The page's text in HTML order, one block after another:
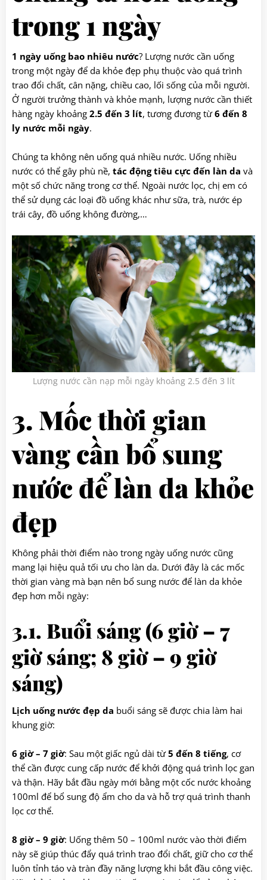
trong 1 ngày
1 ngày uống bao nhiêu nước? Lượng nước cần uống
trong một ngày để da khỏe đẹp phụ thuộc vào quá trình
trao đổi chất, cân nặng, chiều cao, lối sống của mỗi người.
Ở người trưởng thành và khỏe mạnh, lượng nước cần thiết
hàng ngày khoảng 2.5 đến 3 lít, tương đương từ6 đến 8
ly nước mỗi ngày.
Chúng ta không nên uống quá nhiều nước. Uống nhiều
nước có thể gây phù nề, tác động tiêu cực đến làn da và
một số chức năng trong cơ thể. Ngoài nước lọc, chị em có
thể sử dụng các loại đồ uống khác như sữa, trà, nước ép
trái cây, đồ uống không đường,…
Lượng nước cần nạp mỗi ngày khoảng 2.5 đến 3 lít
3. Mốc thời gian
vàng cần bổ sung
nước để làn da khỏe
đẹp
Không phải thời điểm nào trong ngày uống nước cũng
mang lại hiệu quả tối ưu cho làn da. Dưới đây là các mốc
thời gian vàng mà bạn nên bổ sung nước để làn da khỏe
đẹp hơn mỗi ngày:
3.1. Buổi sáng (6 giờ – 7
giờ sáng; 8 giờ – 9 giờ
sáng)
Lịch uống nước đẹp da buổi sáng sẽ được chia làm hai
khung giờ:
6 giờ – 7 giờ: Sau một giấc ngủ dài từ5 đến 8 tiếng, cơ
thể cần được cung cấp nước để khởi động quá trình lọc gan
và thận. Hãy bắt đầu ngày mới bằng một cốc nước khoảng
100ml để bổ sung độ ẩm cho da và hỗ trợ quá trình thanh
lọc cơ thể.
8 giờ – 9 giờ: Uống thêm 50 – 100ml nước vào thời điểm
này sẽ giúp thúc đẩy quá trình trao đổi chất, giữ cho cơ thể
luôn tỉnh táo và tràn đầy năng lượng khi bắt đầu công việc.